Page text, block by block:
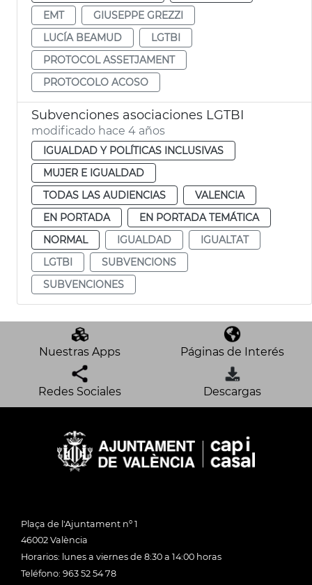
EMT
GIUSEPPE GREZZI
LUCÍA BEAMUD
LGTBI
PROTOCOL ASSETJAMENT
PROTOCOLO ACOSO
Subvenciones asociaciones LGTBI
modificado hace 4 años
IGUALDAD Y POLÍTICAS INCLUSIVAS
MUJER E IGUALDAD
TODAS LAS AUDIENCIAS
VALENCIA
EN PORTADA
EN PORTADA TEMÁTICA
NORMAL
IGUALDAD
IGUALTAT
LGTBI
SUBVENCIONS
SUBVENCIONES
Nuestras Apps Páginas de Interés
Redes Sociales Descargas
Plaça de l'Ajuntament nº 1
46002 València
Horarios: lunes a viernes de 8:30 a 14:00 horas
Teléfono: 963 52 54 78